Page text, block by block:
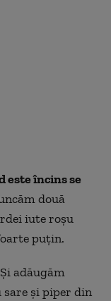
este încins se
două
iute roșu
puțin.
adăugăm
sare şi piper din